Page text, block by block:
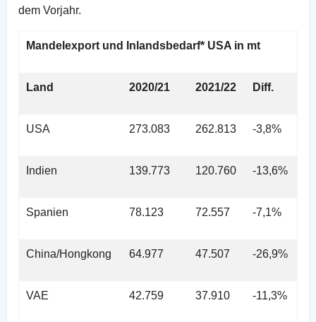
dem Vorjahr.
Mandelexport und Inlandsbedarf* USA in mt
Land 2020/21 2021/22 Diff.
USA 273.083 262.813 -3,8%
Indien 139.773 120.760 -13,6%
Spanien 78.123 72.557 -7,1%
China/Hongkong 64.977 47.507 -26,9%
VAE 42.759 37.910 -11,3%